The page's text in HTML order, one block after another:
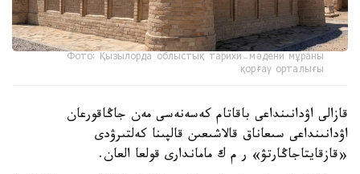
Фото: Қызылорда облыстық тарихи-мәдени мұраны
қорғау орталығы
قازالى اۋدانىنداعى باقاتام كەسەنەسى مەن جاڭاقورعان
اۋدانىنداعى سىعاناق قالاشىعىن قالپىنا كەلتىرۋدى
«قازقايتاجاڭارتۋ» ر م ك ماماندارى قولعا العان.